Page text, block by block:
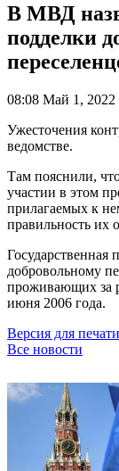
В МВД
подделки
08:08 Май 1, 2022
Ужесточения
ведомстве.
Там пояснили,
участии в этом
прилагаемых к
правильность их
Государственная
добровольному
проживающих за
июня 2006 года.
Версия для печати
Все новости